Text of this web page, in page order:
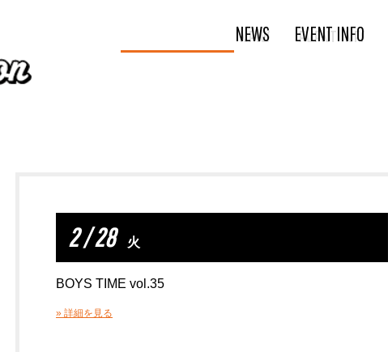
NEWS EVENT INFO
2 / 28 火
BOYS TIME vol.35
» 詳細を見る